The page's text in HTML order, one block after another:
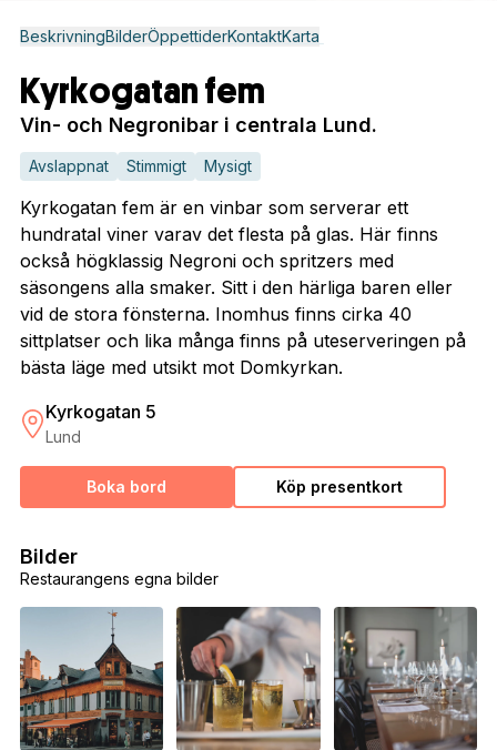
BeskrivningBilderÖppettiderKontaktKarta
Kyrkogatan fem
Vin- och Negronibar i centrala Lund.
Avslappnat Stimmigt Mysigt
Kyrkogatan fem är en vinbar som serverar ett
hundratal viner varav det flesta på glas. Här finns
också högklassig Negroni och spritzers med
säsongens alla smaker. Sitt i den härliga baren eller
vid de stora fönsterna. Inomhus finns cirka 40
sittplatser och lika många finns på uteserveringen på
bästa läge med utsikt mot Domkyrkan.
Kyrkogatan 5
Lund
Boka bord Köp presentkort
Restaurangens egna bilder
Bilder